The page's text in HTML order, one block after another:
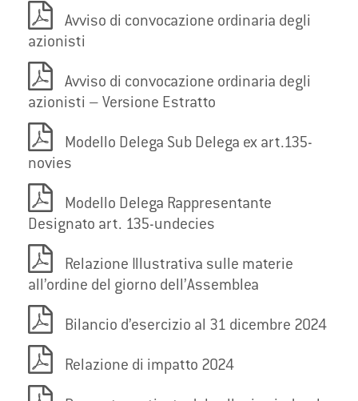
Avviso di convocazione ordinaria degli
azionisti
Avviso di convocazione ordinaria degli
azionisti – Versione Estratto
Modello Delega Sub Delega ex art.135-
novies
Modello Delega Rappresentante
Designato art. 135-undecies
Relazione Illustrativa sulle materie
all’ordine del giorno dell’Assemblea
Bilancio d’esercizio al 31 dicembre 2024
Relazione di impatto 2024